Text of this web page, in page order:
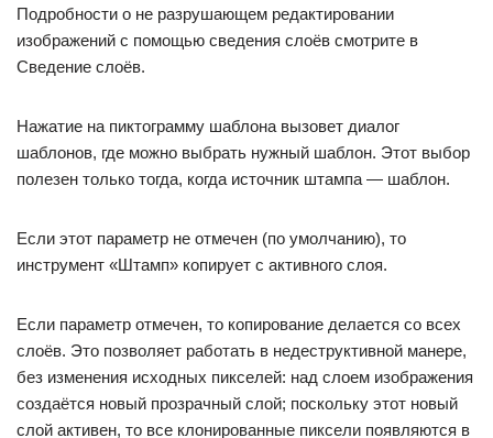
Подробности о не разрушающем редактировании
изображений с помощью сведения слоёв смотрите в
Сведение слоёв.
Нажатие на пиктограмму шаблона вызовет диалог
шаблонов, где можно выбрать нужный шаблон. Этот выбор
полезен только тогда, когда источник штампа — шаблон.
Если этот параметр не отмечен (по умолчанию), то
инструмент «Штамп» копирует с активного слоя.
Если параметр отмечен, то копирование делается со всех
слоёв. Это позволяет работать в недеструктивной манере,
без изменения исходных пикселей: над слоем изображения
создаётся новый прозрачный слой; поскольку этот новый
слой активен, то все клонированные пиксели появляются в